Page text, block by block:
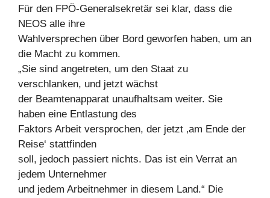
Für den FPÖ-Generalsekretär sei klar, dass die
NEOS alle ihre
Wahlversprechen über Bord geworfen haben, um an
die Macht zu kommen.
„Sie sind angetreten, um den Staat zu
verschlanken, und jetzt wächst
der Beamtenapparat unaufhaltsam weiter. Sie
haben eine Entlastung des
Faktors Arbeit versprochen, der jetzt ‚am Ende der
Reise‘ stattfinden
soll, jedoch passiert nichts. Das ist ein Verrat an
jedem Unternehmer
und jedem Arbeitnehmer in diesem Land.“ Die